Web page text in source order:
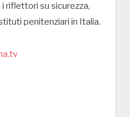
i riflettori su sicurezza,
penitenziari in Italia.